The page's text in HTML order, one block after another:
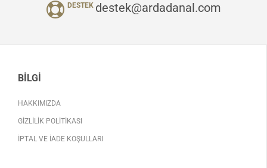
DESTEK destek@ardadanal.com
BILGI
HAKKIMIZDA
GIZLILIK POLITIKASI
İPTAL VE İADE KOŞULLARI